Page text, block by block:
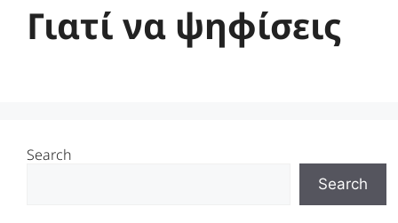
Γιατί να ψηφίσεις
Search
Search